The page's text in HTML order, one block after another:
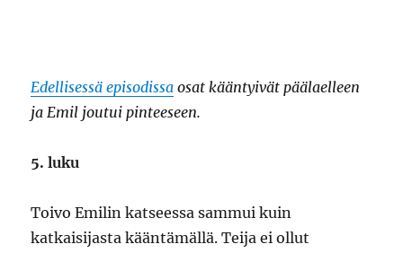
Edellisessä episodissa osat kääntyivät päälaelleen
ja Emil joutui pinteeseen.
5. luku
Toivo Emilin katseessa sammui kuin
katkaisijasta kääntämällä. Teija ei ollut